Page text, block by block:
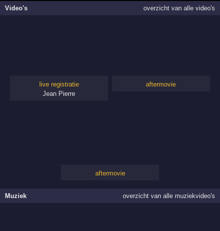
Video's overzicht van alle video's
live registratie
Jean Pierre
aftermovie
aftermovie
Muziek overzicht van alle muziekvideo's